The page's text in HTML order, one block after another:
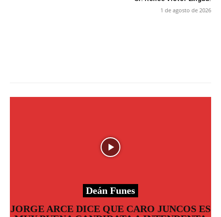
1 de agosto de 2026
Deán Funes
JORGE ARCE DICE QUE CARO JUNCOS ES